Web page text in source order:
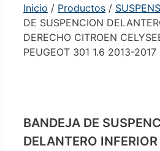
Inicio / Productos /
DE SUSPENCION
DERECHO CITROEN
PEUGEOT 301 1.6 2013-2017
BANDEJA DE
DELANTERO